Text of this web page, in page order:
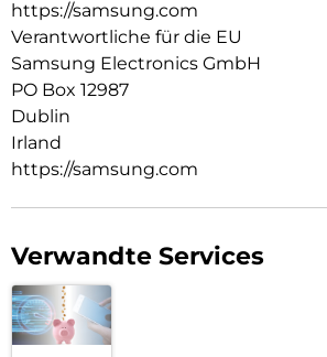
https://samsung.com
Verantwortliche für die EU
Samsung Electronics GmbH
PO Box 12987
Dublin
Irland
https://samsung.com
Verwandte Services